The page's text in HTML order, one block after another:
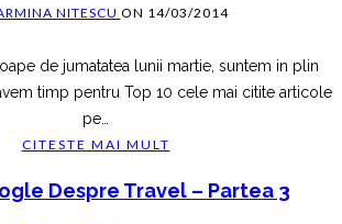
NITESCU ON 14/03/2014
de jumatatea lunii martie, suntem in plin
timp pentru Top 10 cele mai citite articole
pe
CITESTE MAI MULT
Despre Travel – Partea 3